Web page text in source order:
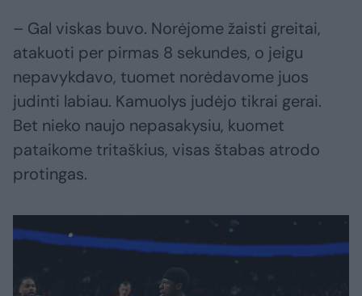
– Gal viskas buvo. Norėjome žaisti greitai,
atakuoti per pirmas 8 sekundes, o jeigu
nepavykdavo, tuomet norėdavome juos
judinti labiau. Kamuolys judėjo tikrai gerai.
Bet nieko naujo nepasakysiu, kuomet
pataikome tritaškius, visas štabas atrodo
protingas.